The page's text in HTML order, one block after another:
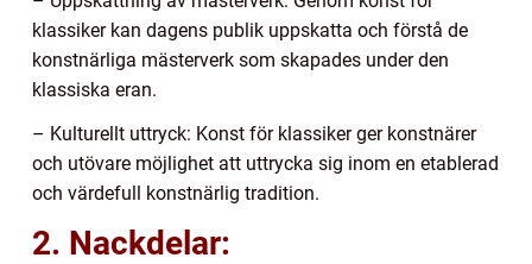
klassiker kan dagens publik uppskatta och förstå de
konstnärliga mästerverk som skapades under den
klassiska eran.
– Kulturellt uttryck: Konst för klassiker ger konstnärer
och utövare möjlighet att uttrycka sig inom en etablerad
och värdefull konstnärlig tradition.
2. Nackdelar: